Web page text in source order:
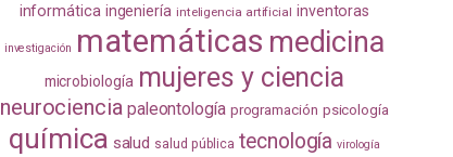
informática ingeniería inteligencia artificial inventoras
investigación matemáticas medicina
microbiología mujeres y ciencia
neurociencia paleontología programación psicología
química salud salud pública tecnología virología